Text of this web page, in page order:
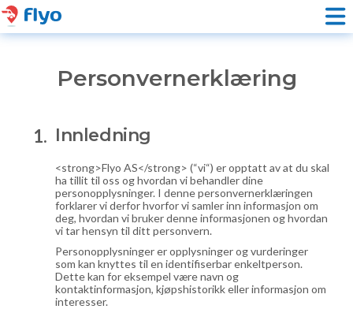
Personvernerklæring
Innledning
<strong>Flyo AS</strong> (“vi“) er opptatt av at du skal
ha tillit til oss og hvordan vi behandler dine
personopplysninger. I denne personvernerklæringen
forklarer vi derfor hvorfor vi samler inn informasjon om
deg, hvordan vi bruker denne informasjonen og hvordan
vi tar hensyn til ditt personvern.
Personopplysninger er opplysninger og vurderinger
som kan knyttes til en identifiserbar enkeltperson.
Dette kan for eksempel være navn og
kontaktinformasjon, kjøpshistorikk eller informasjon om
interesser.